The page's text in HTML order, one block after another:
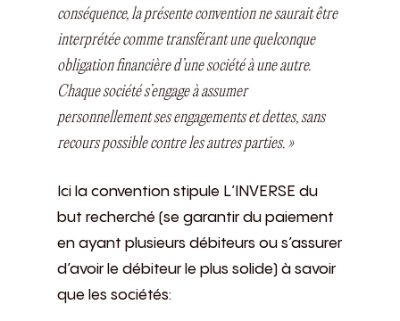
conséquence, la présente convention ne saurait être
interprétée comme transférant une quelconque
obligation financière d’une société à une autre.
Chaque société s’engage à assumer
personnellement ses engagements et dettes, sans
recours possible contre les autres parties. »
Ici la convention stipule L’INVERSE du
but recherché (se garantir du paiement
en ayant plusieurs débiteurs ou s’assurer
d’avoir le débiteur le plus solide) à savoir
que les sociétés: